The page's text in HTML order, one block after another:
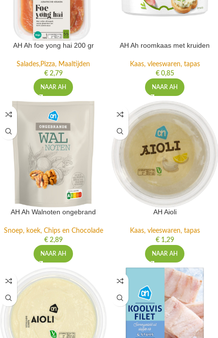
AH Ah foe yong hai 200 gr
Salades,Pizza, Maaltijden
€2,79
NAAR AH
AH Ah roomkaas met kruiden
Kaas, vleeswaren, tapas
€0,85
NAAR AH
AH Ah Walnoten ongebrand
Snoep, koek, Chips en Chocolade
€2,89
NAAR AH
AH Aioli
Kaas, vleeswaren, tapas
€1,29
NAAR AH